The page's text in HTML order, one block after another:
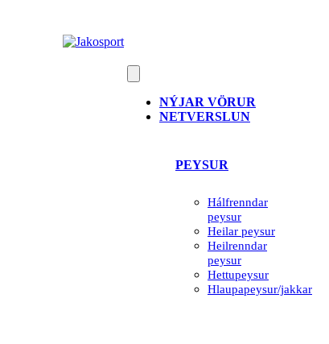
NÝJAR VÖRUR
NETVERSLUN
PEYSUR
Hálfrenndar
peysur
Heilar peysur
Heilrenndar
peysur
Hettupeysur
Hlaupapeysur/jakkar